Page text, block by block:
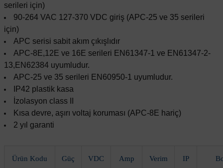
serileri için)
90-264 VAC 127-370 VDC giriş (APC-25 ve 35 serileri
için)
APC serisi sabit akım çıkışlıdır
APC-8E,12E ve 16E serileri EN61347-1 ve EN61347-2-
13,EN62384 uyumludur.
APC-25 ve 35 serileri EN60950-1 uyumludur.
IP42 plastik kasa
İzolasyon class II
Kısa devre, aşırı voltaj koruması (APC-8E hariç)
2 yıl garanti
Ürün Kodu Güç VDC Amp Verim IP